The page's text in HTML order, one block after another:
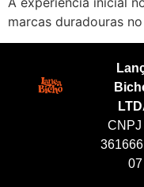
marcas duradouras
CNPJ
07